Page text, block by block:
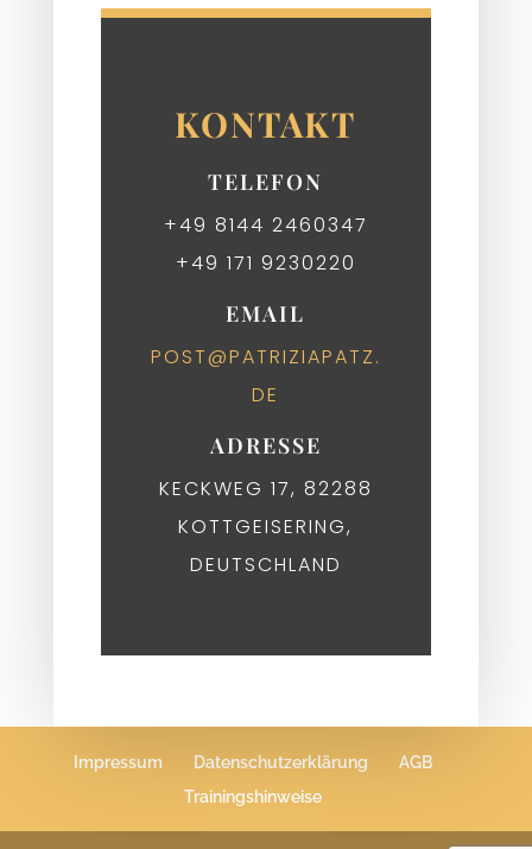
KONTAKT
TELEFON
+49 8144 2460347
+49 171 9230220
EMAIL
POST@PATRIZIAPATZ.
DE
ADRESSE
KECKWEG 17, 82288
KOTTGEISERING,
DEUTSCHLAND
Impressum Datenschutzerklärung
AGB
Trainingshinweise